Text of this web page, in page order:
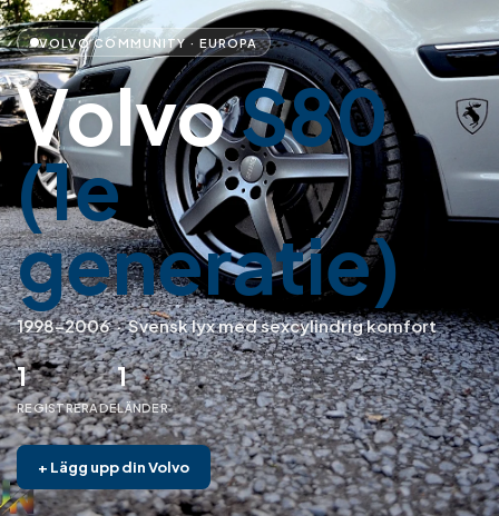
VOLVO COMMUNITY · EUROPA
VolvoS80
(1e
generatie)
1998–2006·Svensk lyx med sexcylindrig komfort
1
REGISTRERADE
1
LÄNDER
+ Lägg upp din Volvo